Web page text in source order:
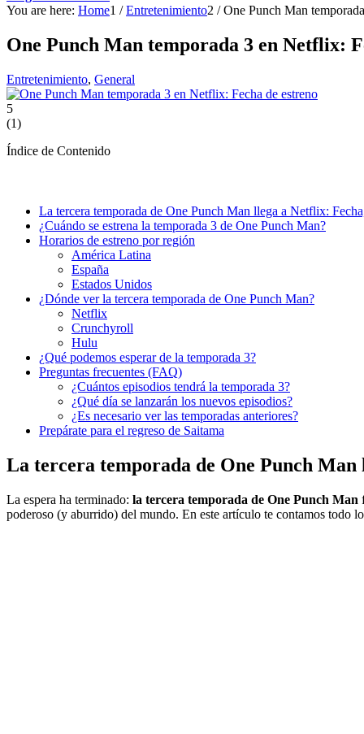
You are here: Home1 / Entretenimiento2 / One Punch Man
One Punch Man temporada 3 en Netflix:
Entretenimiento, General
5
(1)
Índice de Contenido
La tercera temporada de One Punch Man llega a Netflix:
¿Cuándo se estrena la temporada 3 de One Punch Man?
Horarios de estreno por región
América Latina
España
Estados Unidos
¿Dónde ver la tercera temporada de One Punch Man?
Netflix
Crunchyroll
Hulu
¿Qué podemos esperar de la temporada 3?
Preguntas frecuentes (FAQ)
¿Cuántos episodios tendrá la temporada 3?
¿Qué día se lanzarán los nuevos episodios?
¿Es necesario ver las temporadas anteriores?
Prepárate para el regreso de Saitama
La tercera temporada de One Punch
La espera ha terminado: la tercera temporada de One Punch Man
poderoso (y aburrido) del mundo. En este artículo te contamos todo